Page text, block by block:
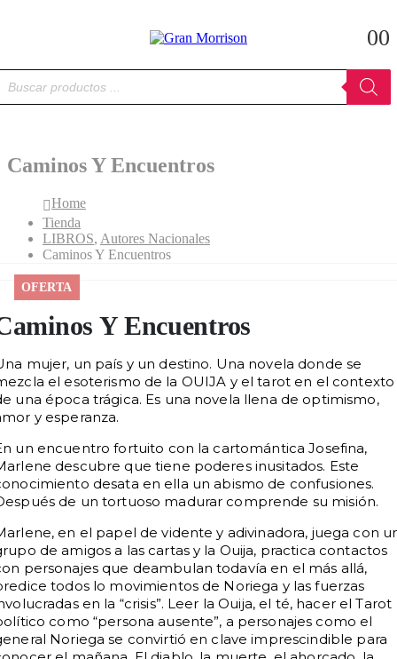
00
Caminos Y Encuentros
Home
Tienda
LIBROS, Autores Nacionales
Caminos Y Encuentros
OFERTA
Y Encuentros
mujer, un país y un destino. Una novela donde se
el esoterismo de la OUIJA y el tarot en el contexto
una época trágica. Es una novela llena de optimismo,
y esperanza.
un encuentro fortuito con la cartomántica Josefina,
descubre que tiene poderes inusitados. Este
desata en ella un abismo de confusiones.
de un tortuoso madurar comprende su misión.
en el papel de vidente y adivinadora, juega con
de amigos a las cartas y la Ouija, practica contactos
personajes que deambulan todavía en el más allá,
todos lo movimientos de Noriega y las fuerzas
en la “crisis”. Leer la Ouija, el té, hacer el Tarot
como “persona ausente”, a personajes como el
Noriega se convirtió en clave imprescindible para